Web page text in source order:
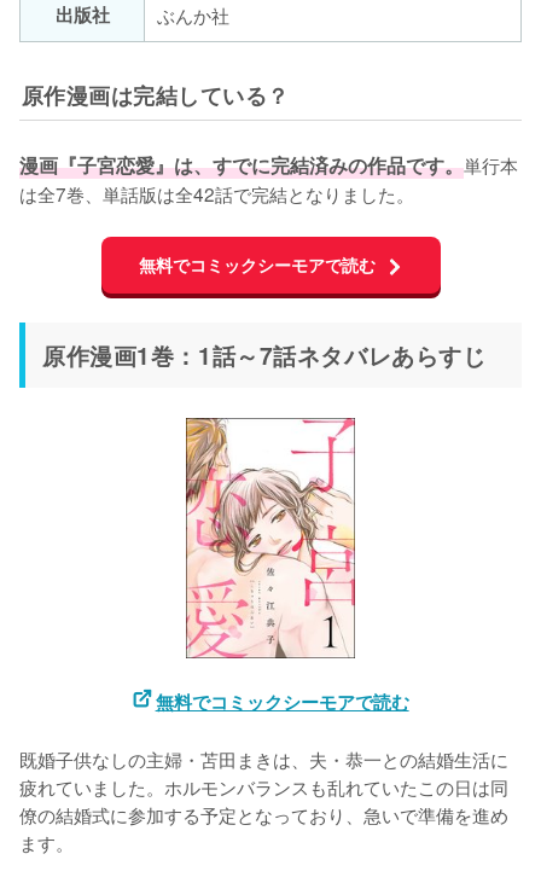
出版社
ぶんか社
原作漫画は完結している？
漫画『子宮恋愛』は、すでに完結済みの作品です。単行本
は全7巻、単話版は全42話で完結となりました。
無料でコミックシーモアで読む
原作漫画1巻：1話～7話ネタバレあらすじ
無料でコミックシーモアで読む
既婚子供なしの主婦・苫田まきは、夫・恭一との結婚生活に
疲れていました。ホルモンバランスも乱れていたこの日は同
僚の結婚式に参加する予定となっており、急いで準備を進め
ます。